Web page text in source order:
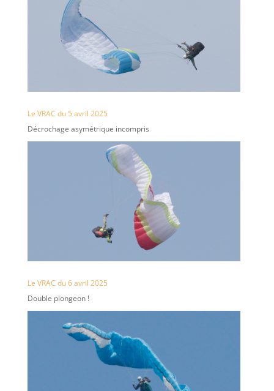
Le VRAC du 5 avril 2025
Décrochage asymétrique incompris
Le VRAC du 6 avril 2025
Double plongeon !